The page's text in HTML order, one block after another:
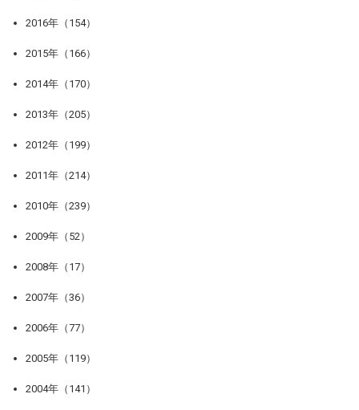
2016年（154）
2015年（166）
2014年（170）
2013年（205）
2012年（199）
2011年（214）
2010年（239）
2009年（52）
2008年（17）
2007年（36）
2006年（77）
2005年（119）
2004年（141）